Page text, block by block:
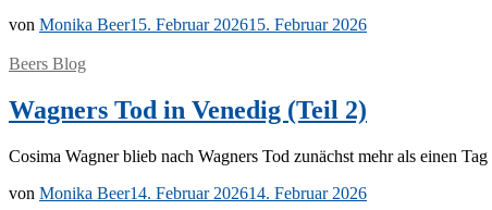
von Monika Beer15. Februar 202615. Februar 2026
Beers Blog
Wagners Tod in Venedig (Teil 2)
Co­si­ma Wag­ner blieb nach Wag­ners Tod zu­nächst mehr als ei­nen
von Monika Beer14. Februar 202614. Februar 2026